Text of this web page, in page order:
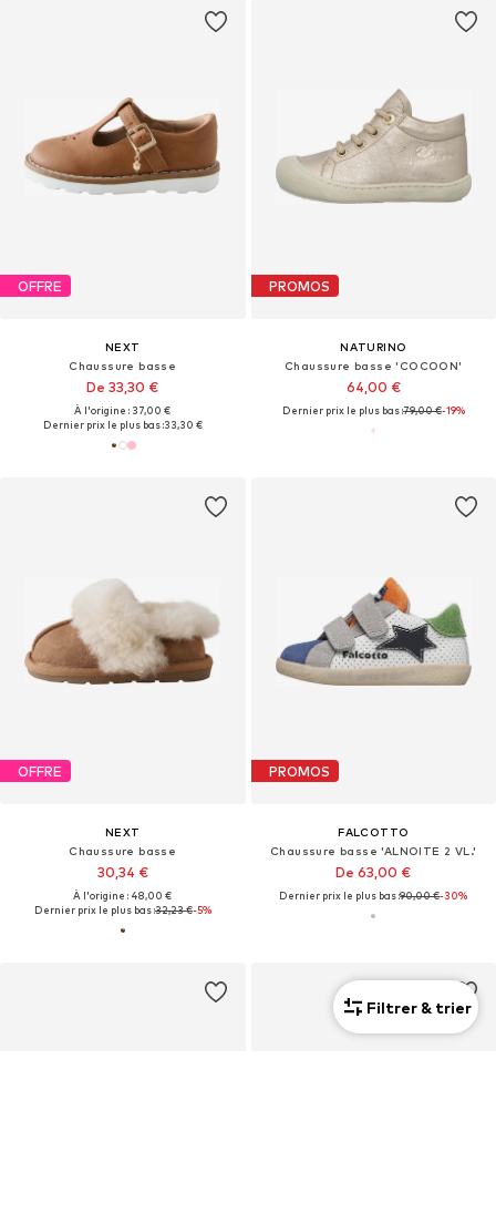
OFFRE
NEXT
Chaussure basse
De 33,30 €
À l'origine : 37,00 €
Dernier prix le plus bas :33,30 €
PROMOS
NATURINO
Chaussure basse 'COCOON'
64,00 €
Dernier prix le plus bas :79,00 €-19%
OFFRE
NEXT
Chaussure basse
30,34 €
À l'origine : 48,00 €
Dernier prix le plus bas :32,23 €-5%
PROMOS
FALCOTTO
Chaussure basse 'ALNOITE 2 VL.'
De 63,00 €
Dernier prix le plus bas :90,00 €-30%
Filtrer & trier